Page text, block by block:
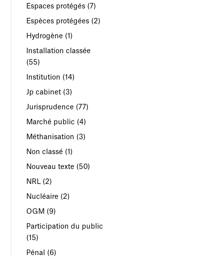
Espaces protégés (7)
Espèces protégées (2)
Hydrogène (1)
Installation classée
(55)
Institution (14)
Jp cabinet (3)
Jurisprudence (77)
Marché public (4)
Méthanisation (3)
Non classé (1)
Nouveau texte (50)
NRL (2)
Nucléaire (2)
OGM (9)
Participation du public
(15)
Pénal (6)